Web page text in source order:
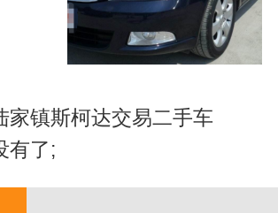
家镇斯柯达交易二手车
有了;